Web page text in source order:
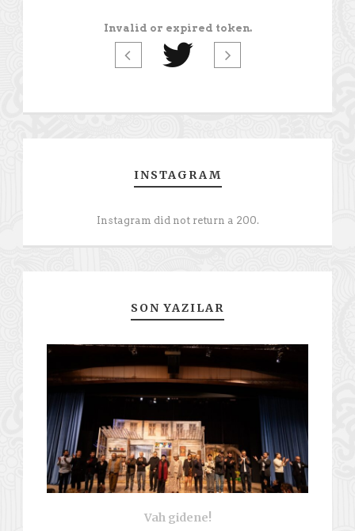
Invalid or expired token.
INSTAGRAM
Instagram did not return a 200.
SON YAZILAR
Vah gidene!